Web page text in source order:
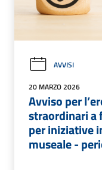
AVVISI
20 MARZO 2026
Avviso per
straordinari a
per iniziative
museale -